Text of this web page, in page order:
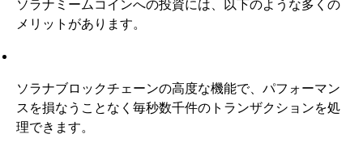
ソラナミームコインへの投資には、以下のような多くの
メリットがあります。
ソラナブロックチェーンの高度な機能で、パフォーマン
スを損なうことなく毎秒数千件のトランザクションを処
理できます。